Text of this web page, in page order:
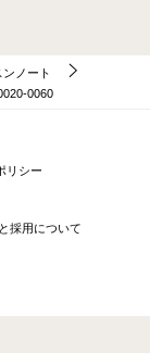
ノート
0060
リシー
採用について